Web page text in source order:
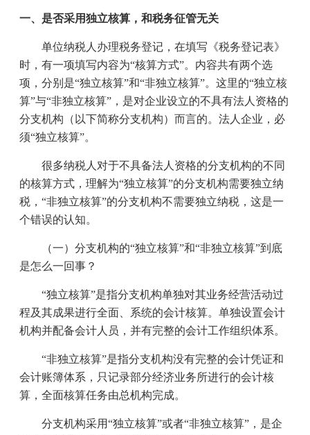
一、是否采用独立核算，和税务征管无关
单位纳税人办理税务登记，在填写《税务登记表》
时，有一项填写内容为“核算方式”。内容共有两个选
项，分别是“独立核算”和“非独立核算”。这里的“独立核
算”与“非独立核算”，是对企业设立的不具有法人资格的
分支机构（以下简称分支机构）而言的。法人企业，必
须“独立核算”。
很多纳税人对于不具备法人资格的分支机构的不同
的核算方式，理解为“独立核算”的分支机构需要独立纳
税，“非独立核算”的分支机构不需要独立纳税，这是一
个错误的认知。
（一）分支机构的“独立核算”和“非独立核算”到底
是怎么一回事？
“独立核算”是指分支机构单独对其业务经营活动过
程及其成果进行全面、系统的会计核算。单独设置会计
机构并配备会计人员，并有完整的会计工作组织体系。
“非独立核算”是指分支机构没有完整的会计凭证和
会计账簿体系，只记录部分经济业务所进行的会计核
算，全面核算任务由总机构完成。
分支机构采用“独立核算”或者“非独立核算”，是企